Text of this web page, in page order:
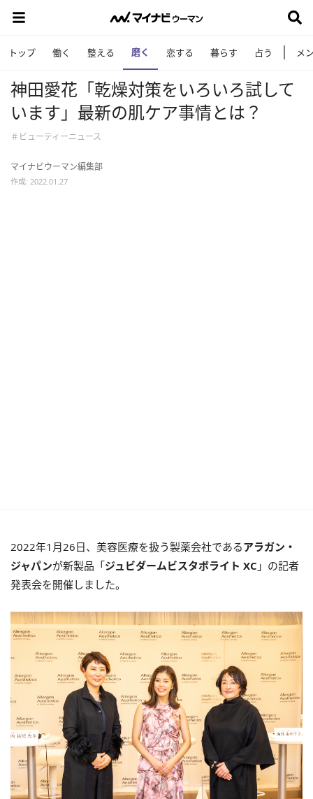
トップ 働く 整える 磨く 恋する 暮らす 占う メ
神田愛花「乾燥対策をいろいろ試して
います」最新の肌ケア事情とは？
＃ビューティーニュース
マイナビウーマン編集部
作成: 2022.01.27
2022年1月26日、美容医療を扱う製薬会社であるアラガン・
ジャパンが新製品「ジュビダームビスタボライト XC 」の記者
発表会を開催しました。